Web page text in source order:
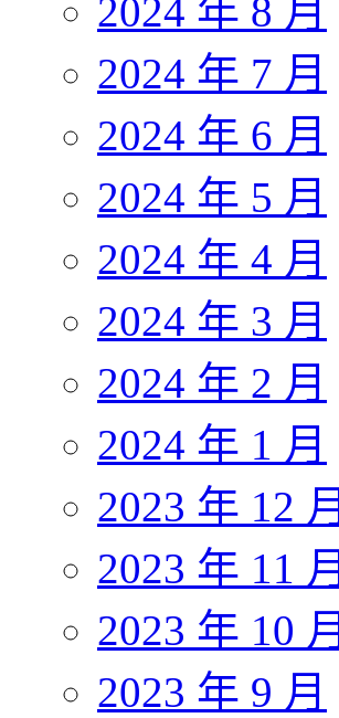
2024 年 8 月
2024 年 7 月
2024 年 6 月
2024 年 5 月
2024 年 4 月
2024 年 3 月
2024 年 2 月
2024 年 1 月
2023 年 12 月
2023 年 11 月
2023 年 10 月
2023 年 9 月